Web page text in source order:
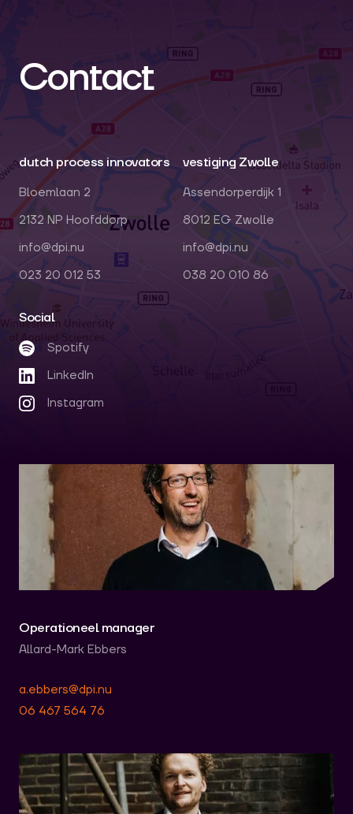
Contact
dutch process innovators
Bloemlaan 2
2132 NP Hoofddorp
info@dpi.nu
023 20 012 53
vestiging Zwolle
Assendorperdijk 1
8012 EG Zwolle
info@dpi.nu
038 20 010 86
Social
Spotify
LinkedIn
Instagram
Operationeel manager
Allard-Mark Ebbers
a.ebbers@dpi.nu
06 467 564 76